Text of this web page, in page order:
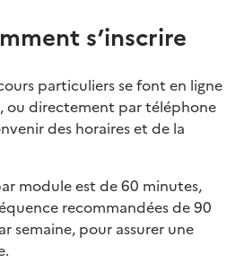
s’inscrire
particuliers se font en ligne
ou directement par téléphone
des horaires et de la
module est de 60 minutes,
recommandées de 90
semaine, pour assurer une